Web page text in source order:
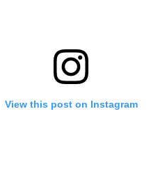
View this post on Instagram